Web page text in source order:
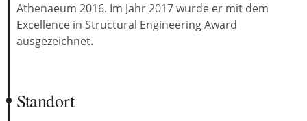
Athenaeum 2016. Im Jahr 2017 wurde er mit dem
Excellence in Structural Engineering Award
ausgezeichnet.
Standort